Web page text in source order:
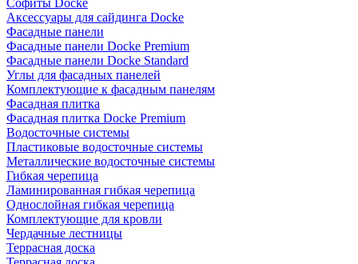
Софиты Docke
Аксессуары для сайдинга Docke
Фасадные панели
Фасадные панели Docke Premium
Фасадные панели Docke Standard
Углы для фасадных панелей
Комплектующие к фасадным панелям
Фасадная плитка
Фасадная плитка Docke Premium
Водосточные системы
Пластиковые водосточные системы
Металлические водосточные системы
Гибкая черепица
Ламинированная гибкая черепица
Однослойная гибкая черепица
Комплектующие для кровли
Чердачные лестницы
Террасная доска